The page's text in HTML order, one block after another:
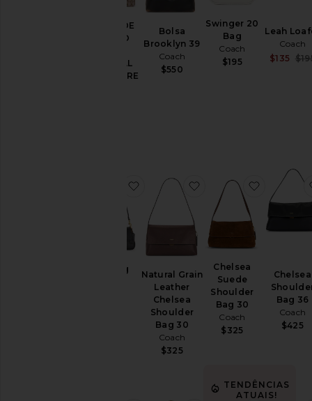
BOLSA DE
OMBRO
CRYSTAL
SIGNATURE
Bolsa
Brooklyn 39
Coach
$550
Swinger 20
Bag
Coach
$195
Leah
Coach
$135
Jet Bag
favoritoJet Bag
Natural Grain
Leather
Chelsea
Shoulder
Bag 30
Coach
$325
favoritoNatural Grain
Chelsea
Suede
Shoulder
Bag 30
Coach
$325
Chelsea
Bag 36
Coach
$425
TENDÊNCIAS
ATUAIS!